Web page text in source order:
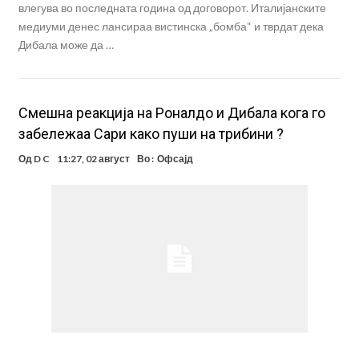
влегува во последната година од договорот. Италијанските
медиуми денес лансираа вистинска „бомба“ и тврдат дека
Дибала може да …
Смешна реакција на Роналдо и Дибала кога го
забележаа Сари како пуши на трибини ?
Од D C 11:27, 02 август Во : Офсајд